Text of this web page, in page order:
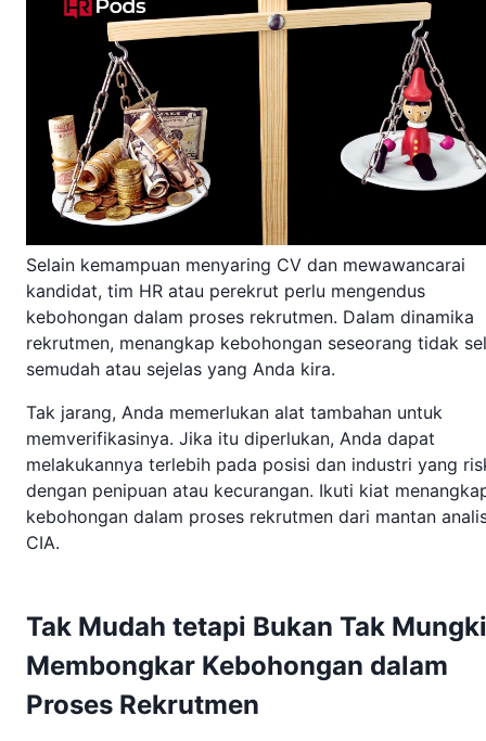
Selain kemampuan menyaring CV dan mewawancarai
kandidat, tim HR atau perekrut perlu mengendus
kebohongan dalam proses rekrutmen. Dalam dinamika
rekrutmen, menangkap kebohongan seseorang tidak
semudah atau sejelas yang Anda kira.
Tak jarang, Anda memerlukan alat tambahan untuk
memverifikasinya. Jika itu diperlukan, Anda dapat
melakukannya terlebih pada posisi dan industri yang
dengan penipuan atau kecurangan. Ikuti kiat
kebohongan dalam proses rekrutmen dari mantan
CIA.
Tak Mudah tetapi Bukan Tak
Membongkar Kebohongan dalam
Proses Rekrutmen